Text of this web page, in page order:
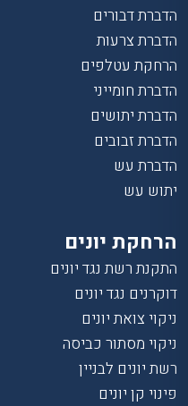
הדברת דבורים
הדברת צרעות
הרחקת עטלפים
הדברת חומייני
הדברת יתושים
הדברת זבובים
הדברת עש
יתוש עש
הרחקת יונים
התקנת רשת נגד יונים
דוקרנים נגד יונים
ניקוי צואת יונים
ניקוי מסתור כביסה
רשת יונים לבניין
פינוי קן יונים